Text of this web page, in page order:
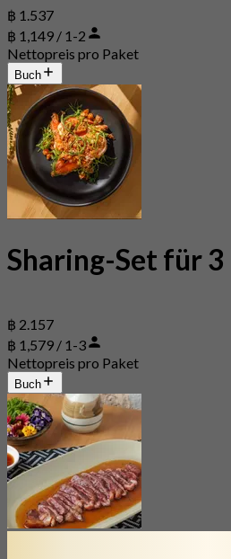
฿ 1.537
฿ 1,149 / 1-2
Nettopreis pro Paket
Buch
Sharing-Set für 3
฿ 2.157
฿ 1,579 / 1-3
Nettopreis pro Paket
Buch